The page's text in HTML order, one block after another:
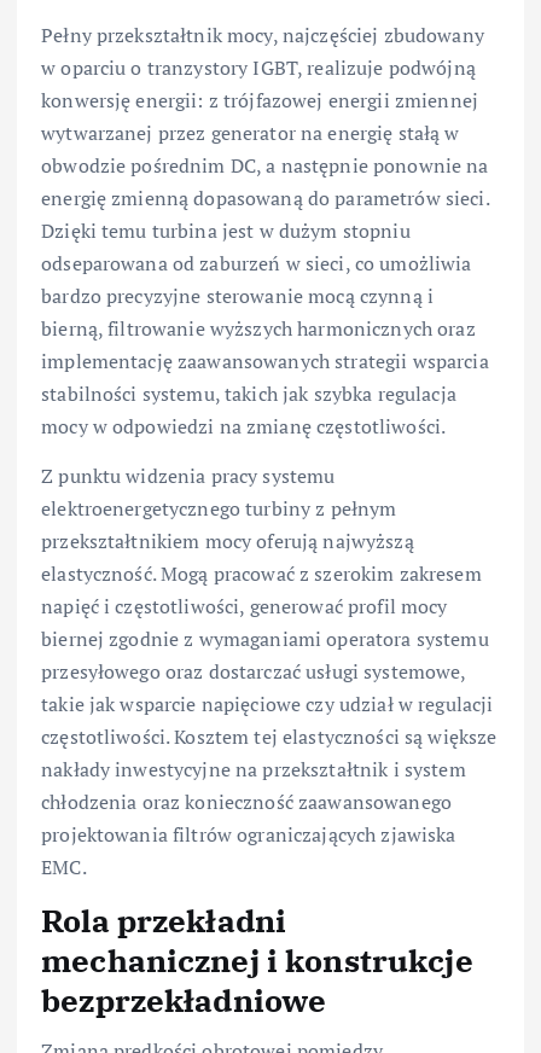
Pełny przekształtnik mocy, najczęściej zbudowany
w oparciu o tranzystory IGBT, realizuje podwójną
konwersję energii: z trójfazowej energii zmiennej
wytwarzanej przez generator na energię stałą w
obwodzie pośrednim DC, a następnie ponownie na
energię zmienną dopasowaną do parametrów sieci.
Dzięki temu turbina jest w dużym stopniu
odseparowana od zaburzeń w sieci, co umożliwia
bardzo precyzyjne sterowanie mocą czynną i
bierną, filtrowanie wyższych harmonicznych oraz
implementację zaawansowanych strategii wsparcia
stabilności systemu, takich jak szybka regulacja
mocy w odpowiedzi na zmianę częstotliwości.
Z punktu widzenia pracy systemu
elektroenergetycznego turbiny z pełnym
przekształtnikiem mocy oferują najwyższą
elastyczność. Mogą pracować z szerokim zakresem
napięć i częstotliwości, generować profil mocy
biernej zgodnie z wymaganiami operatora systemu
przesyłowego oraz dostarczać usługi systemowe,
takie jak wsparcie napięciowe czy udział w regulacji
częstotliwości. Kosztem tej elastyczności są większe
nakłady inwestycyjne na przekształtnik i system
chłodzenia oraz konieczność zaawansowanego
projektowania filtrów ograniczających zjawiska
EMC.
Rola przekładni
mechanicznej i konstrukcje
bezprzekładniowe